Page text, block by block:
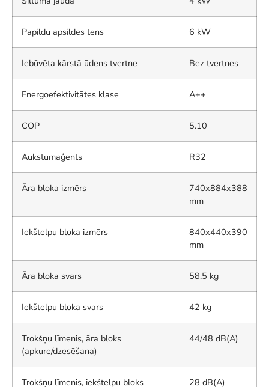
Papildu apsildes tens 6 kW
Iebūvēta kārstā ūdens tvertne Bez tvertnes
Energoefektivitātes klase A++
COP 5.10
Aukstumaģents R32
Āra bloka izmērs
740x884x388
mm
Iekštelpu bloka izmērs
840x440x390
mm
Āra bloka svars 58.5 kg
Iekštelpu bloka svars 42 kg
Trokšņu līmenis, āra bloks
(apkure/dzesēšana)
44/48 dB(A)
Trokšņu līmenis, iekštelpu bloks 28 dB(A)